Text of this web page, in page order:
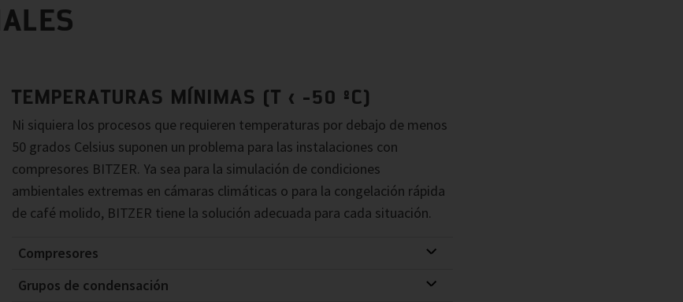
TEMPERATURAS MÍNIMAS (T < -50 ºC)
Ni siquiera los procesos que requieren temperaturas por debajo de menos
50 grados Celsius suponen un problema para las instalaciones con
compresores BITZER. Ya sea para la simulación de condiciones
ambientales extremas en cámaras climáticas o para la congelación rápida
de café molido, BITZER tiene la solución adecuada para cada situación.
Compresores
Grupos de condensación